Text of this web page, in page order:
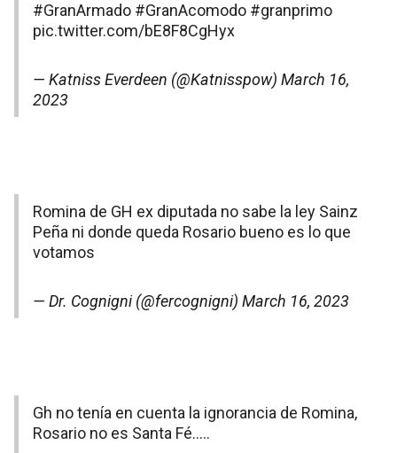
#GranArmado #GranAcomodo #granprimo
pic.twitter.com/bE8F8CgHyx
— Katniss Everdeen (@Katnisspow) March 16,
2023
Romina de GH ex diputada no sabe la ley Sainz
Peña ni donde queda Rosario bueno es lo que
votamos
— Dr. Cognigni (@fercognigni) March 16, 2023
Gh no tenía en cuenta la ignorancia de Romina,
Rosario no es Santa Fé…..